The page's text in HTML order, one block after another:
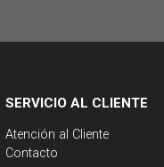
SERVICIO AL CLIENTE
Atención al Cliente
Contacto